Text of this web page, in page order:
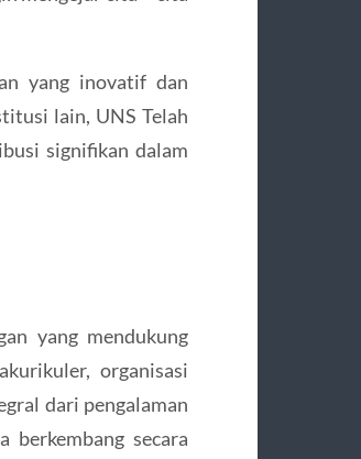
yang inovatif dan
lain, UNS Telah
signifikan dalam
yang mendukung
organisasi
dari pengalaman
berkembang secara